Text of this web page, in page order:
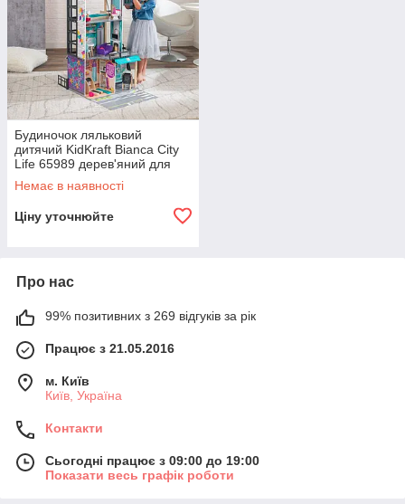
Будиночок ляльковий
дитячий KidKraft Bianca City
Life 65989 дерев'яний для
ляльок R_2356
Немає в наявності
Ціну уточнюйте
Про нас
99% позитивних з 269 відгуків за рік
Працює з 21.05.2016
м. Київ
Київ, Україна
Контакти
Сьогодні працює з 09:00 до 19:00
Показати весь графік роботи